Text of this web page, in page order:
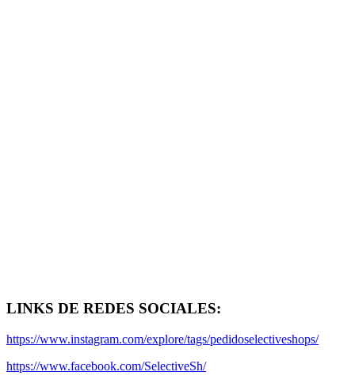
LINKS DE REDES SOCIALES:
https://www.instagram.com/explore/tags/pedidoselectiveshops/
https://www.facebook.com/SelectiveSh/